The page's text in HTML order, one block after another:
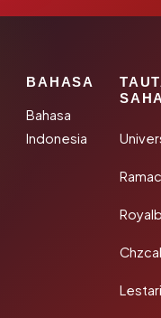
BAHASA
Bahasa
Indonesia